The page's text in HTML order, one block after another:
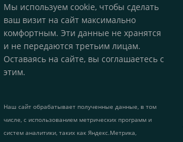
Мы используем cookie, чтобы сделать
ваш визит на сайт максимально
комфортным. Эти данные не хранятся
и не передаются третьим лицам.
Оставаясь на сайте, вы соглашаетесь с
этим.
Наш сайт обрабатывает полученные данные, в том
числе, с использованием метрических программ и
систем аналитики, таких как Яндекс.Метрика,